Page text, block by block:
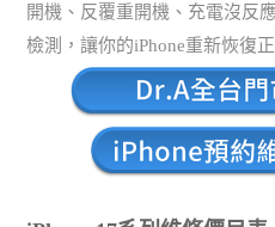
開機、反覆重開機、充電沒反
檢測，讓你的iPhone重新恢復正